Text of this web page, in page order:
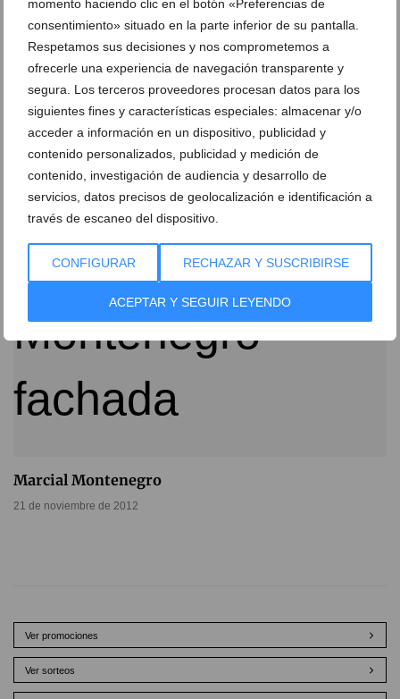
momento haciendo clic en el botón «Preferencias de
consentimiento» situado en la parte inferior de su pantalla.
Respetamos sus decisiones y nos comprometemos a
ofrecerle una experiencia de navegación transparente y
segura. Los terceros proveedores procesan datos para los
siguientes fines y características especiales: almacenar y/o
acceder a información en un dispositivo, publicidad y
contenido personalizados, publicidad y medición de
contenido, investigación de audiencia y desarrollo de
servicios, datos precisos de geolocalización e identificación a
través de escaneo del dispositivo.
CONFIGURAR RECHAZAR Y SUSCRIBIRSE
ACEPTAR Y SEGUIR LEYENDO
Aprovecha las rebajas en ropa de cama y textil del
hogar en Marcial Montenegro
16 de enero de 2018
Marcial Montenegro
21 de noviembre de 2012
Ver promociones
Ver sorteos